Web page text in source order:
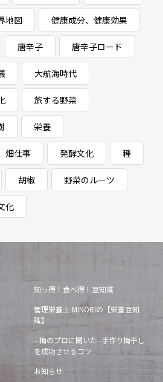
地図 健康成分、健康効果
唐辛子 唐辛子ロード
大航海時代
旅する野菜
栄養
畑仕事 発酵文化 種
胡椒 野菜のルーツ
化
知っ得！食べ得！豆知識
管理栄養士 MINORIの【栄養豆知
識】
– 梅のプロに聞いた- 手作り梅干し
を成功させるコツ
お知らせ